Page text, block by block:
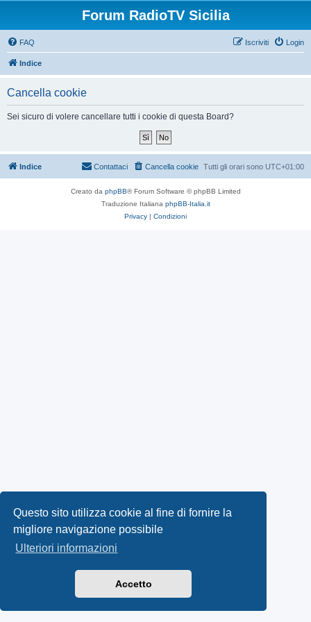
Questo sito utilizza cookie al fine di fornire la
migliore navigazione possibile
Ulteriori informazioni
Accetto
Forum RadioTV Sicilia
FAQ Login
Iscriviti
Indice
Cancella cookie
Sei sicuro di volere cancellare tutti i cookie di questa Board?
Indice Tutti gli orari sono UTC+01:00
Cancella cookie
Contattaci
Creato da phpBB® Forum Software © phpBB Limited
Traduzione Italiana phpBB-Italia.it
Privacy | Condizioni